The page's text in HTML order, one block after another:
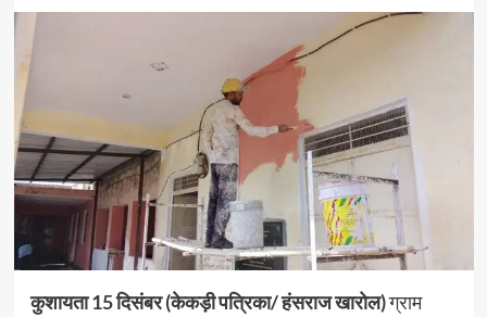
कुशायता 15 दिसंबर (केकड़ी पत्रिका/ हंसराज खारोल)ग्राम